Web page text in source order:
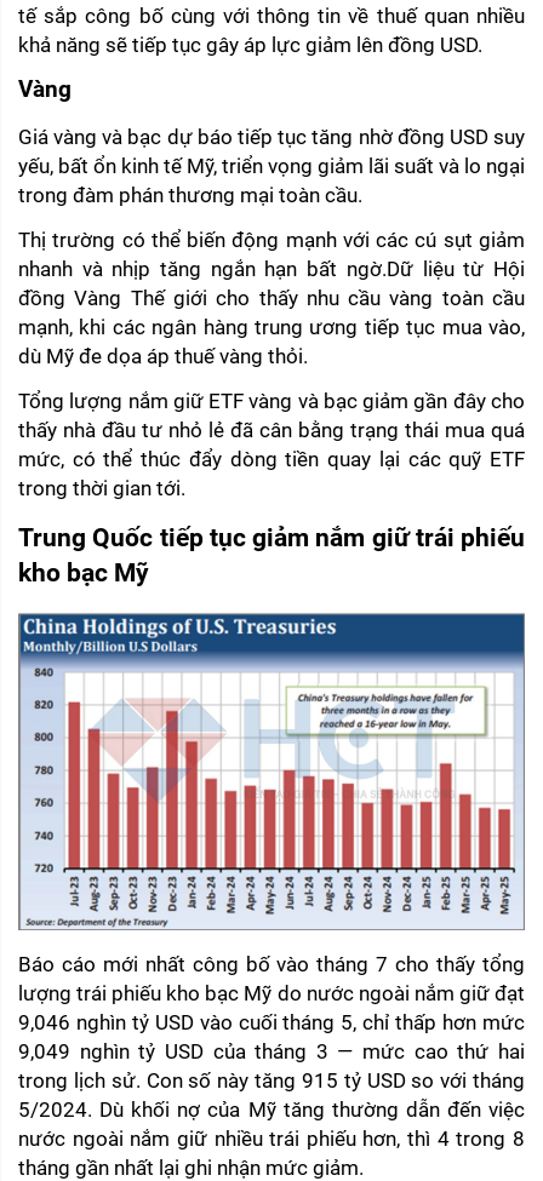
tế sắp công bố cùng với thông tin về thuế quan nhiều
khả năng sẽ tiếp tục gây áp lực giảm lên đồng USD.
Vàng
Giá vàng và bạc dự báo tiếp tục tăng nhờ đồng USD suy
yếu, bất ổn kinh tế Mỹ, triển vọng giảm lãi suất và lo ngại
trong đàm phán thương mại toàn cầu.
Thị trường có thể biến động mạnh với các cú sụt giảm
nhanh và nhịp tăng ngắn hạn bất ngờ.Dữ liệu từ Hội
đồng Vàng Thế giới cho thấy nhu cầu vàng toàn cầu
mạnh, khi các ngân hàng trung ương tiếp tục mua vào,
dù Mỹ đe dọa áp thuế vàng thỏi.
Tổng lượng nắm giữ ETF vàng và bạc giảm gần đây cho
thấy nhà đầu tư nhỏ lẻ đã cân bằng trạng thái mua quá
mức, có thể thúc đẩy dòng tiền quay lại các quỹ ETF
trong thời gian tới.
Trung Quốc tiếp tục giảm nắm giữ trái phiếu
kho bạc Mỹ
Báo cáo mới nhất công bố vào tháng 7 cho thấy tổng
lượng trái phiếu kho bạc Mỹ do nước ngoài nắm giữ đạt
9,046 nghìn tỷ USD vào cuối tháng 5, chỉ thấp hơn mức
9,049 nghìn tỷ USD của tháng 3 — mức cao thứ hai
trong lịch sử. Con số này tăng 915 tỷ USD so với tháng
5/2024. Dù khối nợ của Mỹ tăng thường dẫn đến việc
nước ngoài nắm giữ nhiều trái phiếu hơn, thì 4 trong 8
tháng gần nhất lại ghi nhận mức giảm.